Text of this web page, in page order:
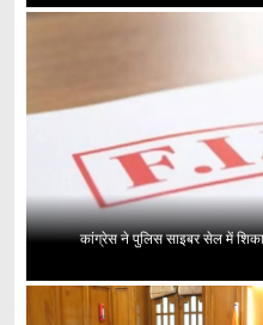
कांग्रेस ने पुलिस साइबर सेल में